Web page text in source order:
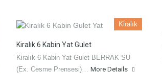
Kiralık
Kiralık 6 Kabin Yat Gulet
Kiralık 6 Kabin Yat Gulet BERRAK SU
(Ex. Cesme Prensesi)… More Details